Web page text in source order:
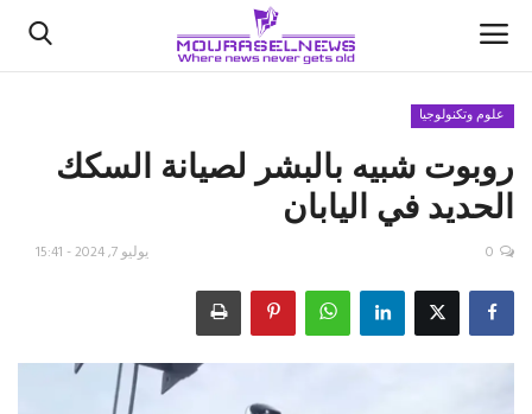
الأخبار
كتّابنا
اقتصاد
علوم وتكنولوجيا
روبوت شبيه بالبشر لصيانة السكك
الحديد في اليابان
يوليو 7, 2024 - 15:41 0